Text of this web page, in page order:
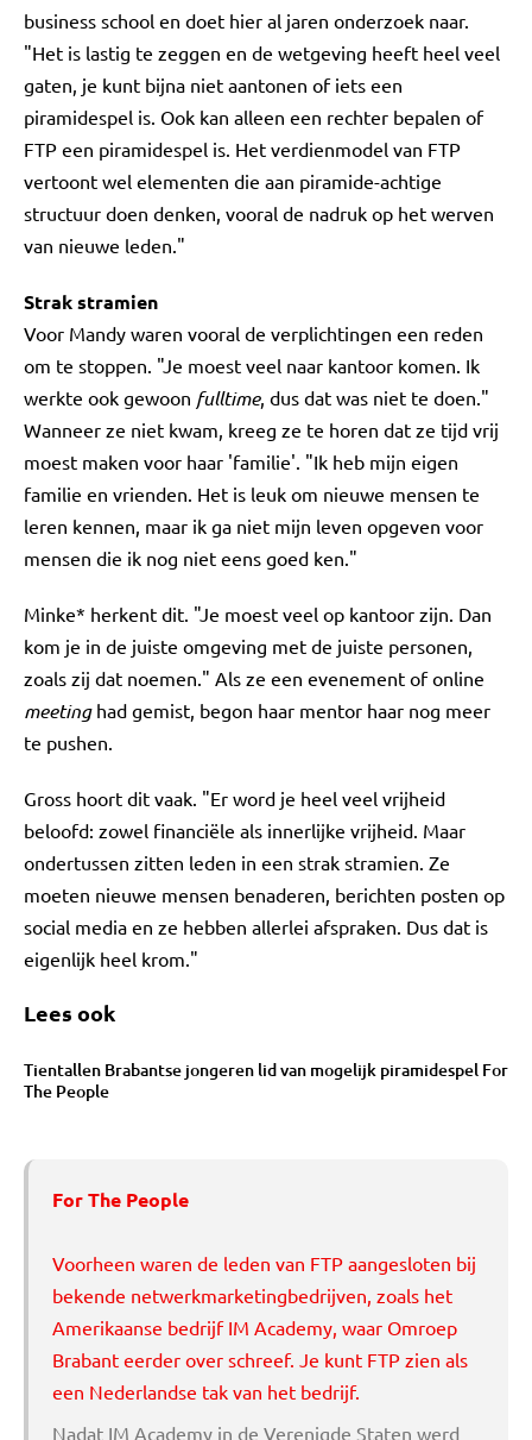
business school en doet hier al jaren onderzoek naar.
"Het is lastig te zeggen en de wetgeving heeft heel veel
gaten, je kunt bijna niet aantonen of iets een
piramidespel is. Ook kan alleen een rechter bepalen of
FTP een piramidespel is. Het verdienmodel van FTP
vertoont wel elementen die aan piramide-achtige
structuur doen denken, vooral de nadruk op het werven
van nieuwe leden."
Strak stramien
Voor Mandy waren vooral de verplichtingen een reden
om te stoppen. "Je moest veel naar kantoor komen. Ik
werkte ook gewoon fulltime, dus dat was niet te doen."
Wanneer ze niet kwam, kreeg ze te horen dat ze tijd vrij
moest maken voor haar 'familie'. "Ik heb mijn eigen
familie en vrienden. Het is leuk om nieuwe mensen te
leren kennen, maar ik ga niet mijn leven opgeven voor
mensen die ik nog niet eens goed ken."
Minke* herkent dit. "Je moest veel op kantoor zijn. Dan
kom je in de juiste omgeving met de juiste personen,
zoals zij dat noemen." Als ze een evenement of online
meetinghad gemist, begon haar mentor haar nog meer
te pushen.
Gross hoort dit vaak. "Er word je heel veel vrijheid
beloofd: zowel financiële als innerlijke vrijheid. Maar
ondertussen zitten leden in een strak stramien. Ze
moeten nieuwe mensen benaderen, berichten posten op
social media en ze hebben allerlei afspraken. Dus dat is
eigenlijk heel krom."
Lees ook
Tientallen Brabantse jongeren lid van mogelijk piramidespel For
The People
For The People
Voorheen waren de leden van FTP aangesloten bij
bekende netwerkmarketingbedrijven, zoals het
Amerikaanse bedrijfIM Academy, waar Omroep
Brabant eerder over schreef. Je kunt FTP zien als
een Nederlandse tak van het bedrijf.
Nadat IM Academy in de Verenigde Staten werd